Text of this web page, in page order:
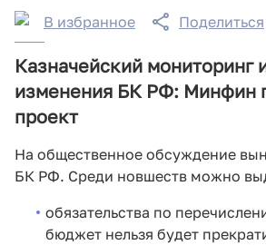
В избранное Поделиться
Казначейский мониторинг
изменения БК РФ: Минфин
проект
На общественное обсуждение
БК РФ. Среди новшеств можно
обязательства по
бюджет нельзя будет